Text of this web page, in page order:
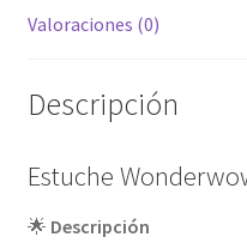
Valoraciones (0)
Descripción
Estuche
🌟 Descripción